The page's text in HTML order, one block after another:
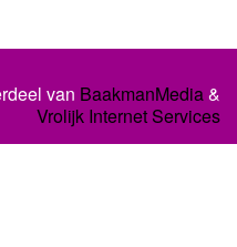
van BaakmanMedia&
Vrolijk Internet Services